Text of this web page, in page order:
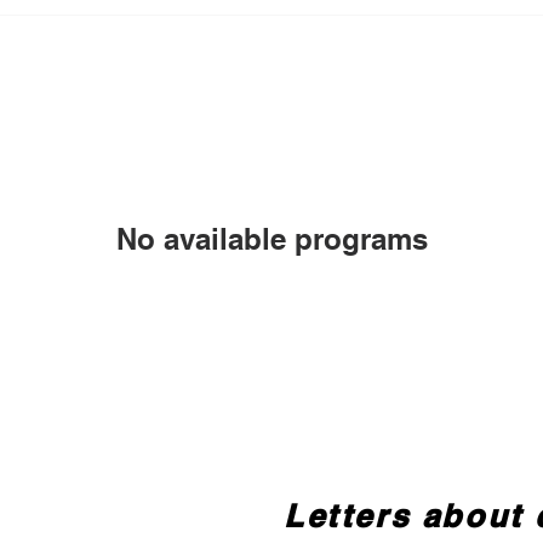
No available programs
Letters about